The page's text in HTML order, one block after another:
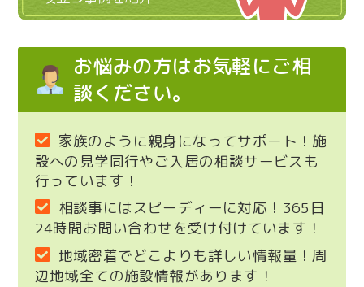
お悩みの方はお気軽にご相
談ください。
家族のように親身になってサポート！施
設への見学同行やご入居の相談サービスも
行っています！
相談事にはスピーディーに対応！365日
24時間お問い合わせを受け付けています！
地域密着でどこよりも詳しい情報量！周
辺地域全ての施設情報があります！